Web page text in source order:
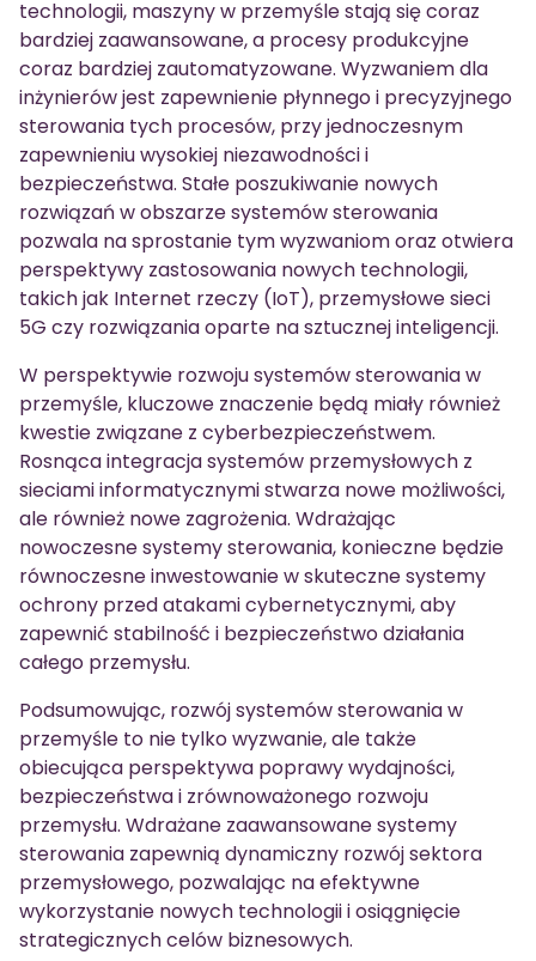
technologii, maszyny w przemyśle stają się coraz
bardziej zaawansowane, a procesy produkcyjne
coraz bardziej zautomatyzowane. Wyzwaniem dla
inżynierów jest zapewnienie płynnego i precyzyjnego
sterowania tych procesów, przy jednoczesnym
zapewnieniu wysokiej niezawodności i
bezpieczeństwa. Stałe poszukiwanie nowych
rozwiązań w obszarze systemów sterowania
pozwala na sprostanie tym wyzwaniom oraz otwiera
perspektywy zastosowania nowych technologii,
takich jak Internet rzeczy (IoT), przemysłowe sieci
5G czy rozwiązania oparte na sztucznej inteligencji.
W perspektywie rozwoju systemów sterowania w
przemyśle, kluczowe znaczenie będą miały również
kwestie związane z cyberbezpieczeństwem.
Rosnąca integracja systemów przemysłowych z
sieciami informatycznymi stwarza nowe możliwości,
ale również nowe zagrożenia. Wdrażając
nowoczesne systemy sterowania, konieczne będzie
równoczesne inwestowanie w skuteczne systemy
ochrony przed atakami cybernetycznymi, aby
zapewnić stabilność i bezpieczeństwo działania
całego przemysłu.
Podsumowując, rozwój systemów sterowania w
przemyśle to nie tylko wyzwanie, ale także
obiecująca perspektywa poprawy wydajności,
bezpieczeństwa i zrównoważonego rozwoju
przemysłu. Wdrażane zaawansowane systemy
sterowania zapewnią dynamiczny rozwój sektora
przemysłowego, pozwalając na efektywne
wykorzystanie nowych technologii i osiągnięcie
strategicznych celów biznesowych.